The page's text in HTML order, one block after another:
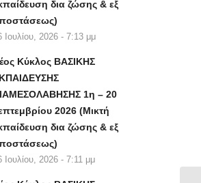
δια ζώσης & εξ
Ιουλίου, 2026 - 7:13 μμ
Κύκλος ΒΑΣΙΚΗΣ
1η – 20
2026 (Μικτή
δια ζώσης & εξ
Ιουλίου, 2026 - 7:11 μμ